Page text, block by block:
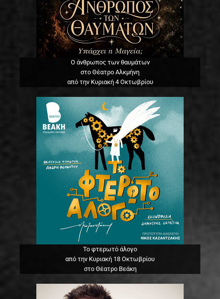
Ο άνθρωπος των θαυμάτων
στο Θέατρο Αλκμήνη
από την Κυριακή 4 Οκτωβρίου
Το φτερωτό άλογο
από την Κυριακή 18 Οκτωβρίου
στο Θέατρο Βεάκη